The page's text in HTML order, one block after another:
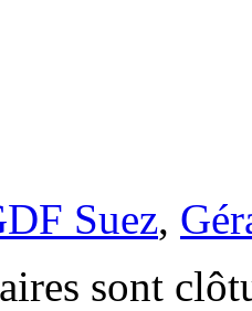
Suez,
sont